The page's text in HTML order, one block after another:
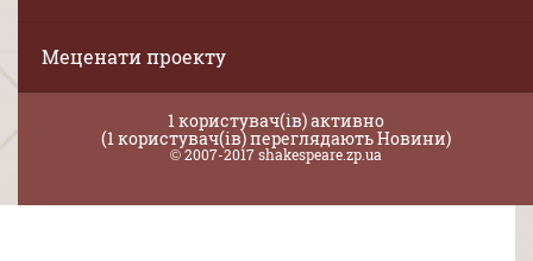
Меценати проекту
1 користувач(ів) активно
(1 користувач(ів) переглядають Новини)
© 2007-2017 shakespeare.zp.ua